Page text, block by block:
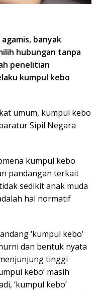
banyak
hubungan tanpa
penelitian
kumpul kebo
umum, kumpul kebo
Sipil Negara
kumpul kebo
pandangan terkait
sedikit anak muda
hal normatif
‘kumpul kebo’
dan bentuk nyata
tinggi
kebo’ masih
‘kumpul kebo’